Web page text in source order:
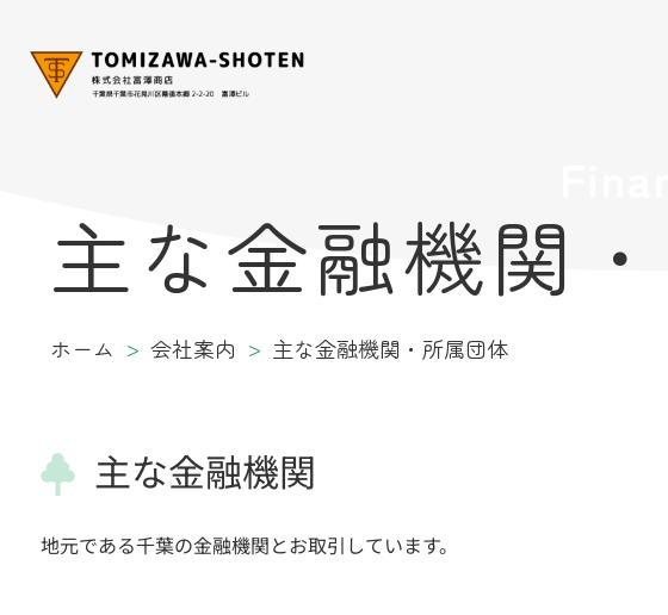
主な金融機関
ホーム 会社案内 主な金融機関・所属団体
主な金融機関
地元である千葉の金融機関とお取引しています。